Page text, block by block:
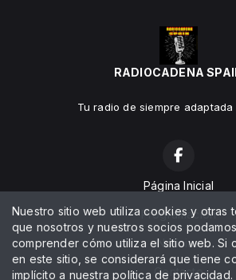
RADIOCADENA
Tu radio de siempre
Página Inicial
Programación
Noticias
Contacto
Nuestro sitio web utiliza cookies y otras
que nosotros y nuestros socios
comprender cómo utiliza el sitio web. Si
en este sitio, se considerará que tiene
implícito a nuestrapolítica de privacidad.